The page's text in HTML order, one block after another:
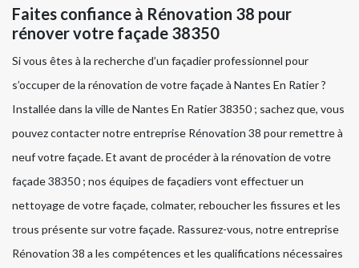
Faites confiance à Rénovation 38 pour
rénover votre façade 38350
Si vous êtes à la recherche d’un façadier professionnel pour
s’occuper de la rénovation de votre façade à Nantes En Ratier ?
Installée dans la ville de Nantes En Ratier 38350 ; sachez que, vous
pouvez contacter notre entreprise Rénovation 38 pour remettre à
neuf votre façade. Et avant de procéder à la rénovation de votre
façade 38350 ; nos équipes de façadiers vont effectuer un
nettoyage de votre façade, colmater, reboucher les fissures et les
trous présente sur votre façade. Rassurez-vous, notre entreprise
Rénovation 38 a les compétences et les qualifications nécessaires